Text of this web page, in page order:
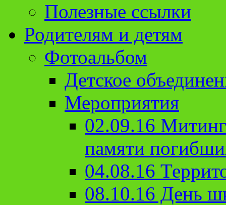
Полезные ссылки
Родителям и детям
Фотоальбом
Детское
Мероприятия
02.09.16
памяти
04.08.16
08.10.16 День